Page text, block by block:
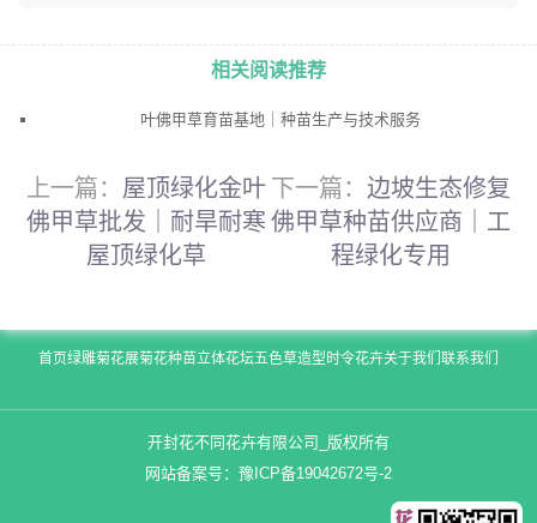
相关阅读推荐
叶佛甲草育苗基地｜种苗生产与技术服务
上一篇： 屋顶绿化金叶
佛甲草批发｜耐旱耐寒
屋顶绿化草
下一篇： 边坡生态修复
佛甲草种苗供应商｜工
程绿化专用
首页绿雕菊花展菊花种苗立体花坛五色草造型时令花卉关于我们 联系我们
开封花不同花卉有限公司_版权所有
网站备案号： 豫ICP备19042672号-2